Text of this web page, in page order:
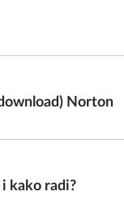
Norton
kako radi?